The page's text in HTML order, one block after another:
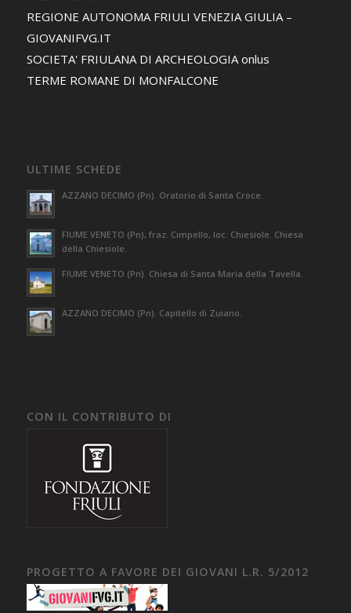
REGIONE AUTONOMA FRIULI VENEZIA GIULIA –
GIOVANIFVG.IT
SOCIETA' FRIULANA DI ARCHEOLOGIA onlus
TERME ROMANE DI MONFALCONE
ULTIME SCHEDE
AZZANO DECIMO (Pn). Oratorio di Santa Croce.
FIUME VENETO (Pn), fraz. Cimpello, loc. Chiesiole. Chiesa
della Chiesiole.
FIUME VENETO (Pn). Chiesa di Santa Maria della Tavella.
AZZANO DECIMO (Pn). Capitello di Zuiano.
CON IL CONTRIBUTO DI
PROGETTO A FAVORE DEI GIOVANI L.R. 5/2012